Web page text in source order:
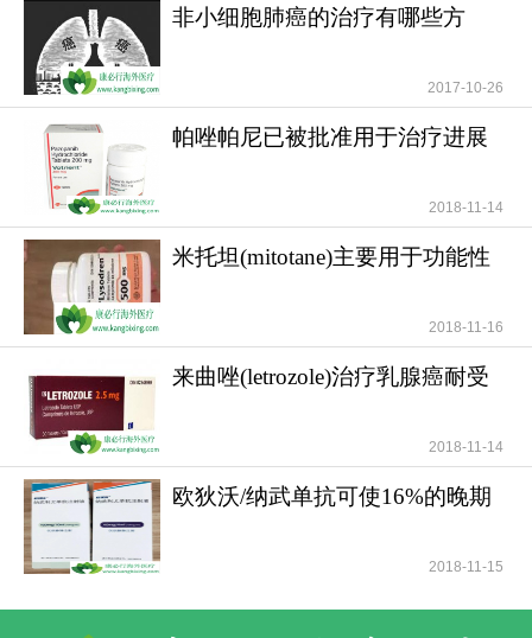
更多药品详情请访问图卡替尼
https://www.kangbixing.com/drug/tukatini/
一对一客服专业解答
"扫一扫添加官方微信 咨询解答更便捷"
非小细胞肺癌的治疗有哪些方
2017-10-26
帕唑帕尼已被批准用于治疗进展
2018-11-14
米托坦(mitotane)主要用于功能性
2018-11-16
来曲唑(letrozole)治疗乳腺癌耐受
2018-11-14
欧狄沃/纳武单抗可使16%的晚期
2018-11-15